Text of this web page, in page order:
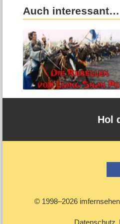
Auch interessant…
Hol
© 1998–2026